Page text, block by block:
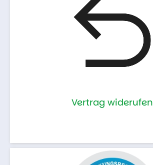
Vertrag widerufen